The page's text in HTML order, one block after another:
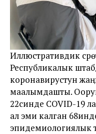
Иллюстративдик
Республикалык
коронавирустун
маалымдашты.
22синде COVID-19
ал эми калган
эпидемиологиялык